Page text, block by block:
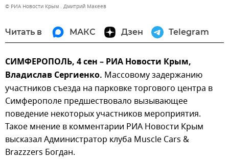
© РИА Новости Крым . Дмитрий Макеев
Читать в МАКС Дзен Telegram
СИМФЕРОПОЛЬ, 4 сен – РИА Новости Крым,
Владислав Сергиенко. Массовому задержанию
участников съезда на парковке торгового центра в
Симферополе предшествовало вызывающее
поведение некоторых участников мероприятия.
Такое мнение в комментарии РИА Новости Крым
высказал Администратор клуба Muscle Cars &
Brazzzers Богдан.